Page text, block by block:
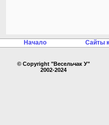
Начало Сайты
© Copyright "Весельчак У"
2002-2024